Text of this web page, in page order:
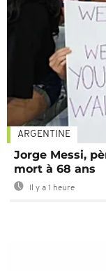
ARGENTINE
Jorge Messi,
mort à 68 ans
Il y a 1 heure